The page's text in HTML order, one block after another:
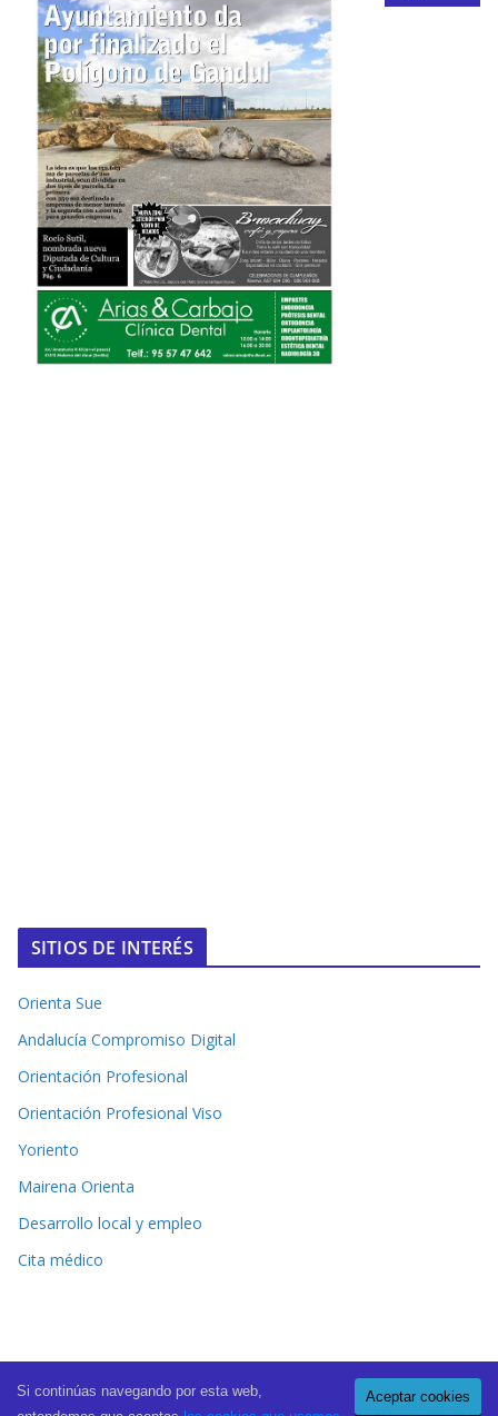
SITIOS DE INTERÉS
Orienta Sue
Andalucía Compromiso Digital
Orientación Profesional
Orientación Profesional Viso
Yoriento
Mairena Orienta
Desarrollo local y empleo
Cita médico
Copyright © 2026 El Periódico de Mairena . All rights reserved.
Aceptar cookies
Si continúas navegando por esta web,